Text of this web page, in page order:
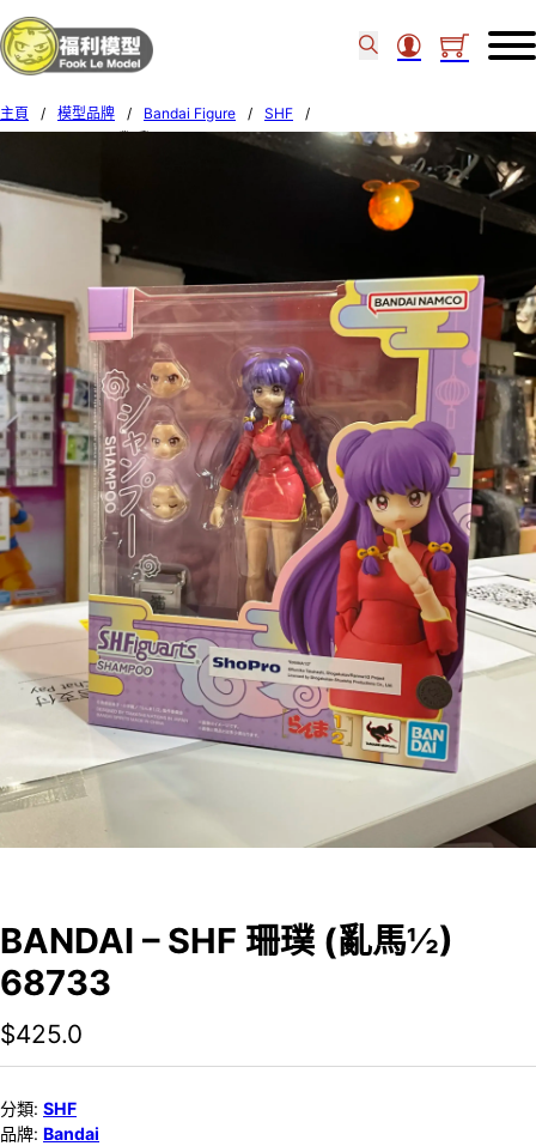
主頁 / 模型品牌 / Bandai Figure / SHF
/
BANDAI – SHF 珊璞 (亂馬½)
68733
$425.0
分類: SHF
品牌: Bandai